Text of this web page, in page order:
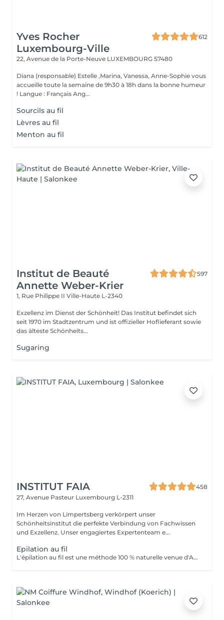
Yves Rocher
Luxembourg-Ville
612
22, Avenue de la Porte-Neuve LUXEMBOURG 57480
Diana (responsable) Estelle ,Marina, Vanessa, Anne-Sophie vous
accueille toute la semaine de 9h30 à 18h dans la bonne humeur
! Langue : Français Ang...
Sourcils au fil
Lèvres au fil
Menton au fil
Institut de Beauté
Annette Weber-Krier
597
1, Rue Philippe II Ville-Haute L-2340
Exzellenz im Dienst der Schönheit! Das Institut befindet sich
seit 1970 im Stadtzentrum und ist offizieller Hoflieferant sowie
das älteste Schönheits...
Sugaring
INSTITUT FAIA
458
27, Avenue Pasteur Luxembourg L-2311
Im Herzen von Limpertsberg verkörpert unser
Schönheitsinstitut die perfekte Verbindung von Fachwissen
und Exzellenz. Unser engagiertes Expertenteam e...
Epilation au fil
L'épilation au fil est une méthode 100 % naturelle venue d'Asie et du Moyen-Orient. Elle consiste à utiliser un fil de coton torsadé pour retirer le poil à la racine avec une grande précision. Idéale pour les zones sensibles du visage (sourcils, lèvre, menton, joues...), cette technique est douce, hygiénique et adaptée à tous les types de peau, même les plus réactives. Le fil permet de dessiner des lignes nettes et parfaitement définies tout en évitant les irritations souvent causées par la cire ou la pince. * Les avantages: Résultat net et précis Repousse plus lente et plus fine Méthode naturelle, sans produit chimique Moins de risque de poils incarnés Convient aux peaux sensibles